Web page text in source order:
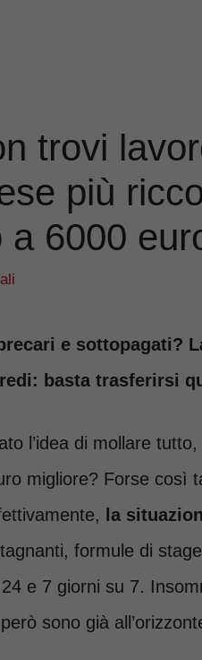
trovi
più
a 6000
e sottopagati?
basta trasferirsi
l’idea di mollare
migliore? Forse così
la
formule di
e 7 giorni su 7.
sono già